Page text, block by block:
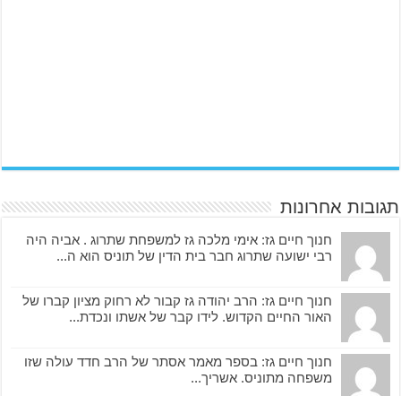
תגובות אחרונות
חנוך חיים גז: אימי מלכה גז למשפחת שתרוג . אביה היה
רבי ישועה שתרוג חבר בית הדין של תוניס הוא ה...
חנוך חיים גז: הרב יהודה גז קבור לא רחוק מציון קברו של
האור החיים הקדוש. לידו קבר של אשתו ונכדת...
חנוך חיים גז: בספר מאמר אסתר של הרב חדד עולה שזו
משפחה מתוניס. אשריך...